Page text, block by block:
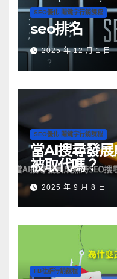
SEO優化 關鍵字行銷課程
seo排名
2025 年 12 月 1 日
SEO優化 關鍵字行銷課程
當AI搜尋發
被取代嗎？
2025 年 9 月 8 日
FB社群行銷課程